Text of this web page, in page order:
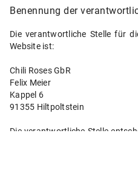
Benennung der
Die verantwortliche Stelle für
Website ist:
Chili Roses GbR
Felix Meier
Kappel 6
91355 Hiltpoltstein
Die verantwortliche Stelle
anderen über die Zwecke
personenbezogenen Daten